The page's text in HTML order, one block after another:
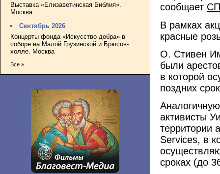
Выставка «Елизаветинская Библия».
Москва
Сентябрь 2026
Концерты фонда «Искусство добра» в
соборе на Малой Грузинской и Брюсов-
холле. Москва
Все »
сообщает
В рамках
красные
О. Стивен
были
в которой
поздних
активисты
территории
Services, в
сроках (до